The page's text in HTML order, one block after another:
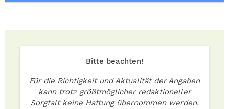
Bitte beachten!
Für die Richtigkeit und Aktualität der Angaben
kann trotz größtmöglicher redaktioneller
Sorgfalt keine Haftung übernommen werden.